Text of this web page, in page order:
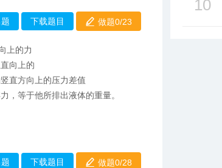
下载题目 做题0/23
上的力
向上的
直方向上的压力差值
，等于他所排出液体的重量。
下载题目 做题0/28
10